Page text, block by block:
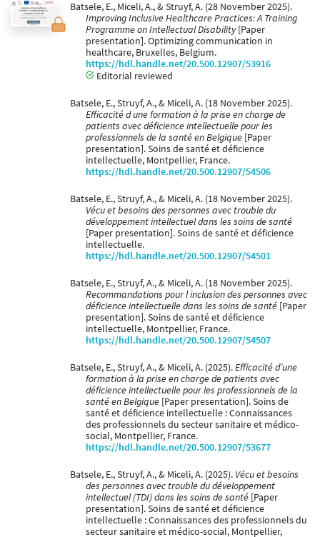
Batsele, E., Miceli, A., & Struyf, A. (28 November 2025).
Improving Inclusive Healthcare Practices: A Training
Programme on Intellectual Disability[Paper
presentation]. Optimizing communication in
healthcare, Bruxelles, Belgium.
https://hdl.handle.net/20.500.12907/53916
Editorial reviewed
Batsele, E., Struyf, A., & Miceli, A. (18 November 2025).
Efficacité d une formation à la prise en charge de
patients avec déficience intellectuelle pour les
professionnels de la santé en Belgique [Paper
presentation]. Soins de santé et déficience
intellectuelle, Montpellier, France.
https://hdl.handle.net/20.500.12907/54506
Batsele, E., Struyf, A., & Miceli, A. (18 November 2025).
Vécu et besoins des personnes avec trouble du
développement intellectuel dans les soins de santé
[Paper presentation]. Soins de santé et déficience
intellectuelle.
https://hdl.handle.net/20.500.12907/54501
Batsele, E., Struyf, A., & Miceli, A. (18 November 2025).
Recommandations pour l inclusion des personnes avec
déficience intellectuelle dans les soins de santé [Paper
presentation]. Soins de santé et déficience
intellectuelle, Montpellier, France.
https://hdl.handle.net/20.500.12907/54507
Batsele, E., Struyf, A., & Miceli, A. (2025).Efficacité d’une
formation à la prise en charge de patients avec
déficience intellectuelle pour les professionnels de la
santé en Belgique [Paper presentation]. Soins de
santé et déficience intellectuelle : Connaissances
des professionnels du secteur sanitaire et médico-
social, Montpellier, France.
https://hdl.handle.net/20.500.12907/53677
Batsele, E., Struyf, A., & Miceli, A. (2025). Vécu et besoins
des personnes avec trouble du développement
intellectuel (TDI) dans les soins de santé [Paper
presentation]. Soins de santé et déficience
intellectuelle : Connaissances des professionnels du
secteur sanitaire et médico-social, Montpellier,